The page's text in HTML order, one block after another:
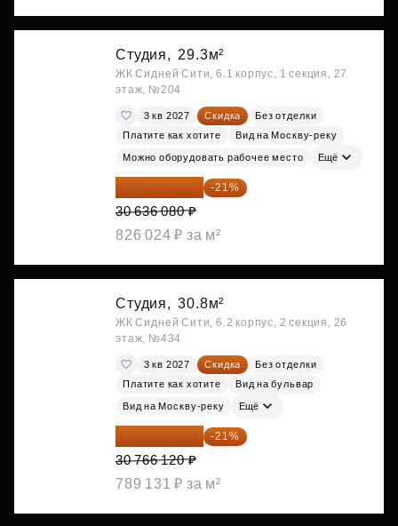
Студия, 29.3м²
ЖК Сидней Сити, 6.1 корпус, 1 секция, 27
этаж, №204
3 кв 2027 Скидка
Без отделки
Платите как хотите
Вид на Москву-реку
Можно оборудовать рабочее место Ещё
24 202 503 ₽ -21%
30 636 080 ₽
826 024 ₽ за м²
Студия, 30.8м²
ЖК Сидней Сити, 6.2 корпус, 2 секция, 26
этаж, №434
3 кв 2027 Скидка
Без отделки
Платите как хотите
Вид на бульвар
Вид на Москву-реку Ещё
24 305 235 ₽ -21%
30 766 120 ₽
789 131 ₽ за м²